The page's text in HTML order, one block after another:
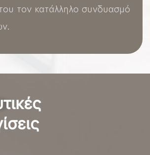
τον κατάλληλο συνδυασμό